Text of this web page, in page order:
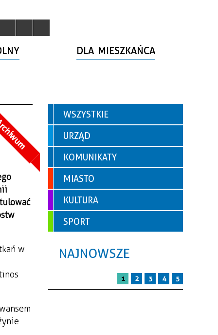
DLA MIESZKAŃCA
w
WSZYSTKIE
URZĄD
KOMUNIKATY
MIASTO
KULTURA
SPORT
NAJNOWSZE
1 2 3 4 5